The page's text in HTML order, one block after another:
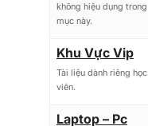
không hiệu dụng trong
mục này.
Khu Vực Vip
Tài liệu dành riêng học
viên.
Laptop – Pc